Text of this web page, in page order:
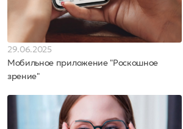
29.06.2025
Мобильное приложение "Роскошное
зрение"